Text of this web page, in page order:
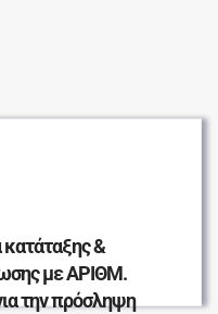
&
με ΑΡΙΘΜ.
την πρόσληψη